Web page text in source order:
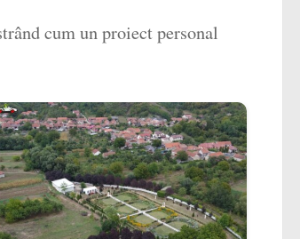
cum un proiect personal